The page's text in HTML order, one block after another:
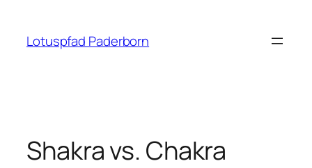
springen
Lotuspfad Paderborn
Shakra vs. Chakra